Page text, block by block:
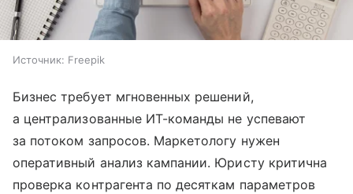
Источник: Freepik
Бизнес требует мгновенных решений,
а централизованные ИТ-команды не успевают
за потоком запросов. Маркетологу нужен
оперативный анализ кампании. Юристу критична
проверка контрагента по десяткам параметров